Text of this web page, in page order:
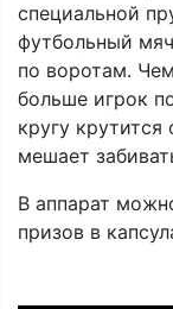
специальной
футбольный
по воротам.
больше игрок
кругу
мешает
В аппарат
призов в